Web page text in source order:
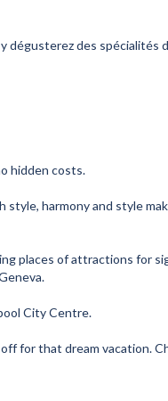
des spécialités
hidden costs.
harmony and style
places of attractions for
City Centre.
for that dream vacation.